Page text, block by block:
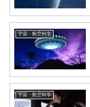
宇宙・航空科学
宇宙・航空科学